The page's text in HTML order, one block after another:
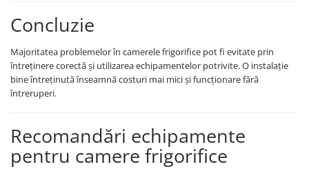
Concluzie
Majoritatea problemelor în camerele frigorifice pot fi evitate prin
întreținere corectă și utilizarea echipamentelor potrivite. O instalație
bine întreținută înseamnă costuri mai mici și funcționare fără
întreruperi.
Recomandări echipamente
pentru camere frigorifice